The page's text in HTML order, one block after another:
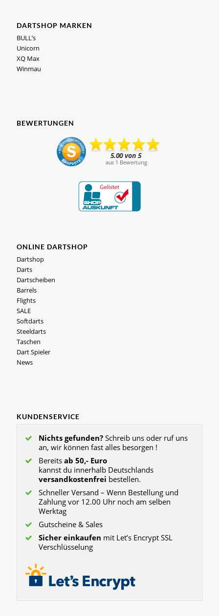
DARTSHOP MARKEN
BULL’s
Unicorn
XQ Max
Winmau
BEWERTUNGEN
ONLINE DARTSHOP
Dartshop
Darts
Dartscheiben
Barrels
Flights
SALE
Softdarts
Steeldarts
Taschen
Dart Spieler
News
KUNDENSERVICE
Nichts gefunden?Schreib uns oder ruf uns
an, wir können fast alles besorgen !
Bereits ab 50,- Euro
kannst du innerhalb Deutschlands
versandkostenfrei bestellen.
Schneller Versand – Wenn Bestellung und
Zahlung vor 12.00 Uhr noch am selben
Werktag
Gutscheine & Sales
Sicher einkaufen mit Let’s Encrypt SSL
Verschlüsselung